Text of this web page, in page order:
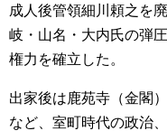
成人後管領細川頼之を
岐・山名・大内氏の弾
権力を確立した。
出家後は鹿苑寺（金閣
など、室町時代の政治